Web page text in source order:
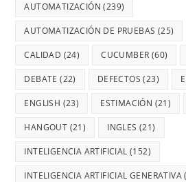
AUTOMATIZACIÓN (239)
AUTOMATIZACIÓN DE PRUEBAS (25)
CALIDAD (24) CUCUMBER (60)
DEBATE (22) DEFECTOS (23)
ENGLISH (23) ESTIMACIÓN (21)
HANGOUT (21) INGLES (21)
INTELIGENCIA ARTIFICIAL (152)
INTELIGENCIA ARTIFICIAL GENERATIVA